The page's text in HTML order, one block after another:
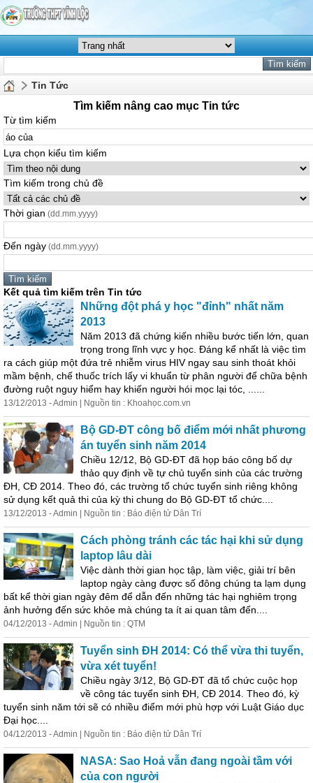
Tin Tức
Tìm kiếm nâng cao mục Tin tức
Từ tìm kiếm
Lựa chọn kiểu tìm kiếm
Tìm kiếm trong chủ đề
Thời gian (dd.mm.yyyy)
Đến ngày (dd.mm.yyyy)
Kết quả tìm kiếm trên Tin tức
Những đột phá y học "đỉnh" nhất năm
2013
Năm 2013 đã chứng kiến nhiều bước tiến lớn, quan
trọng trong lĩnh vực y học. Đáng kể nhất là việc tìm
ra cách giúp một đứa trẻ nhiễm virus HIV ngay sau sinh thoát khỏi
mầm bệnh, chế thuốc trích lấy vi khuẩn từ phân người để chữa bệnh
đường ruột nguy hiểm hay khiến người hói mọc lại tóc, ......
13/12/2013 - Admin | Nguồn tin : Khoahọc.com.vn
Bộ GD-ĐT công bố điểm mới nhất phương
án tuyển sinh năm 2014
Chiều 12/12, Bộ GD-ĐT đã họp báo công bố dự
thảo quy định về tự chủ tuyển sinh của các trường
ĐH, CĐ 2014. Theo đó, các trường tổ chức tuyển sinh riêng không
sử dụng kết quả thi của kỳ thi chung do Bộ GD-ĐT tổ chức....
13/12/2013 - Admin | Nguồn tin : Báo điện tử Dân Trí
Cách phòng tránh các tác hại khi sử dụng
laptop lâu dài
Việc dành thời gian học tập, làm việc, giải trí bên
laptop ngày càng được số đông chúng ta lạm dụng
bất kể thời gian ngày đêm để dẫn đến những tác hại nghiêm trọng
ảnh hưởng đến sức khỏe mà chúng ta ít ai quan tâm đến....
04/12/2013 - Admin | Nguồn tin : QTM
Tuyển sinh ĐH 2014: Có thể vừa thi tuyển,
vừa xét tuyển!
Chiều ngày 3/12, Bộ GD-ĐT đã tổ chức cuộc họp
về công tác tuyển sinh ĐH, CĐ 2014. Theo đó, kỳ
tuyển sinh năm tới sẽ có nhiều điểm mới phù hợp với Luật Giáo dục
Đại học....
04/12/2013 - Admin | Nguồn tin : Báo điện tử Dân Trí
NASA: Sao Hoả vẫn đang ngoài tầm với
của con người